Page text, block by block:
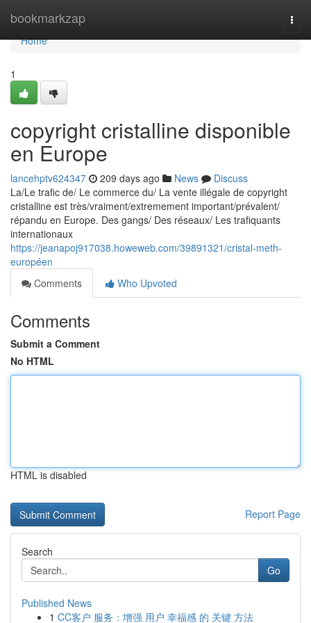
bookmarkzap
Home
Home
1
copyright cristalline disponible
en Europe
lancehptv624347 209 days ago News
Discuss
La/Le trafic de/ Le commerce du/ La vente illégale de copyright
cristalline est très/vraiment/extremement important/prévalent/
répandu en Europe. Des gangs/ Des réseaux/ Les trafiquants
internationaux
https://jeanapoj917038.howeweb.com/39891321/cristal-meth-
européen
Comments
Who Upvoted
Comments
Submit a Comment
No HTML
HTML is disabled
Report Page
Search
Go
Published News
1 CC客户 服务：增强 用户 幸福感 的 关键 方法